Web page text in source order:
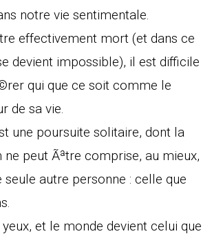
notre vie sentimentale.
effectivement mort (et dans ce
devient impossible), il est difficile
qui que ce soit comme le
de sa vie.
une poursuite solitaire, dont la
ne peut Ãªtre comprise, au mieux,
seule autre personne : celle que
et le monde devient celui que